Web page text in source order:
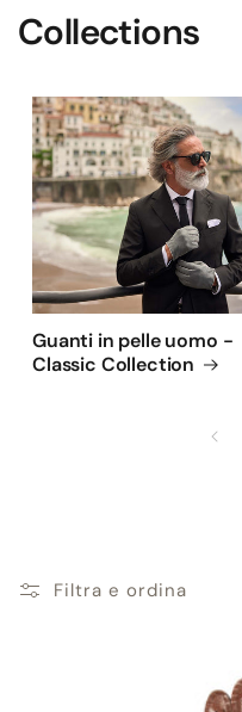
o
e
Collections
Guanti in pelle uomo -
Classic Collection
Filtra e ordina